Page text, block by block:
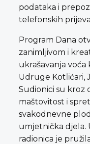
podataka i
telefonskih
Program Dana
zanimljivom i
ukrašavanja
Udruge Kotlićari,
Sudionici su kroz
maštovitost i
svakodnevne
umjetnička djela.
radionica je